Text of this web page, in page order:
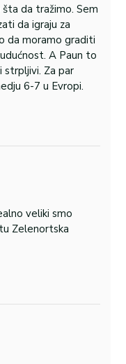
da tražimo. Sem
da igraju za
da moramo graditi
A Paun to
strpljivi. Za par
6-7 u Evropi.
veliki smo
Zelenortska